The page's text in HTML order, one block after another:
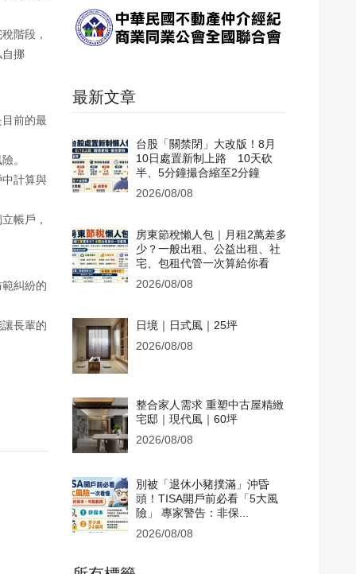
最新文章
台股「關禁閉」大改版！8月
10日處置新制上路 10天砍
半、5分鐘撮合縮至2分鐘
2026/08/08
房東節稅懶人包｜月租2萬差多
少？一般出租、公益出租、社
宅、包租代管一次算給你看
2026/08/08
日境｜日式風｜25坪
2026/08/08
整合家人需求 重塑中古屋精緻
宅邸｜現代風｜60坪
2026/08/08
別被「退休小豬撲滿」沖昏
頭！TISA開戶前必看「5大風
險」 專家警告：非保...
2026/08/08
階段，
自挪
前的最
。
計算與
帳戶，
糾紛的
長輩的